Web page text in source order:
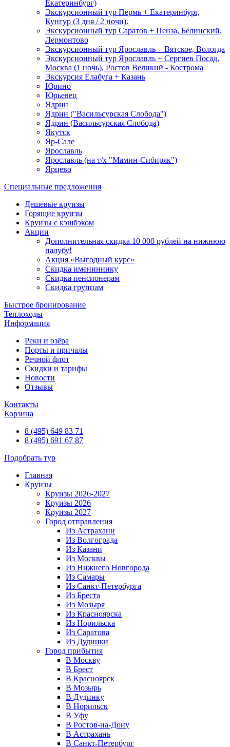
Екатеринбург)
Экскурсионный тур Пермь + Екатеринбург,
Кунгур (3 дня / 2 ночи).
Экскурсионный тур Саратов + Пенза, Белинский,
Лермонтово
Экскурсионный тур Ярославль + Вятское, Вологда
Экскурсионный тур Ярославль + Сергиев Посад,
Москва (1 ночь), Ростов Великий - Кострома
Экскурсия Елабуга + Казань
Юрино
Юрьевец
Ядрин
Ядрин ("Васильсурская Слобода")
Ядрин (Васильсурская Слобода)
Якутск
Яр-Сале
Ярославль
Ярославль (на т/х "Мамин-Сибиряк")
Ярцево
Специальные предложения
Дешевые круизы
Горящие круизы
Круизы с кэшбэком
Акции
Дополнительная скидка 10 000 рублей на нижнюю
палубу!
Акция «Выгодный курс»
Скидка имениннику
Скидка пенсионерам
Скидка группам
Быстрое бронирование
Теплоходы
Информация
Реки и озёра
Порты и причалы
Речной флот
Скидки и тарифы
Новости
Отзывы
Контакты
Корзина
8 (495) 649 83 71
8 (495) 691 67 87
Подобрать тур
Главная
Круизы
Круизы 2026-2027
Круизы 2026
Круизы 2027
Город отправления
Из Астрахани
Из Волгограда
Из Казани
Из Москвы
Из Нижнего Новгорода
Из Самары
Из Санкт-Петербурга
Из Бреста
Из Мозыря
Из Красноярска
Из Норильска
Из Саратова
Из Дудинки
Город прибытия
В Москву
В Брест
В Красноярск
В Мозырь
В Дудинку
В Норильск
В Уфу
В Ростов-на-Дону
В Астрахань
В Санкт-Петербург